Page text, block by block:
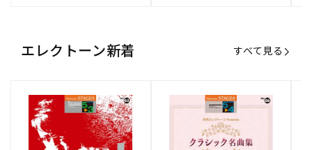
エレクトーン新着 すべて見る